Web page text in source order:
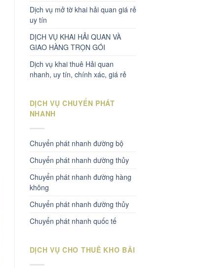
Dịch vụ mở tờ khai hải quan giá rẻ
uy tín
DỊCH VỤ KHAI HẢI QUAN VÀ
GIAO HÀNG TRỌN GÓI
Dịch vụ khai thuê Hải quan
nhanh, uy tín, chính xác, giá rẻ
DỊCH VỤ CHUYỂN PHÁT
NHANH
Chuyển phát nhanh đường bộ
Chuyển phát nhanh dường thủy
Chuyển phát nhanh đường hàng
không
Chuyển phát nhanh đường thủy
Chuyển phát nhanh quốc tế
DỊCH VỤ CHO THUÊ KHO BÃI